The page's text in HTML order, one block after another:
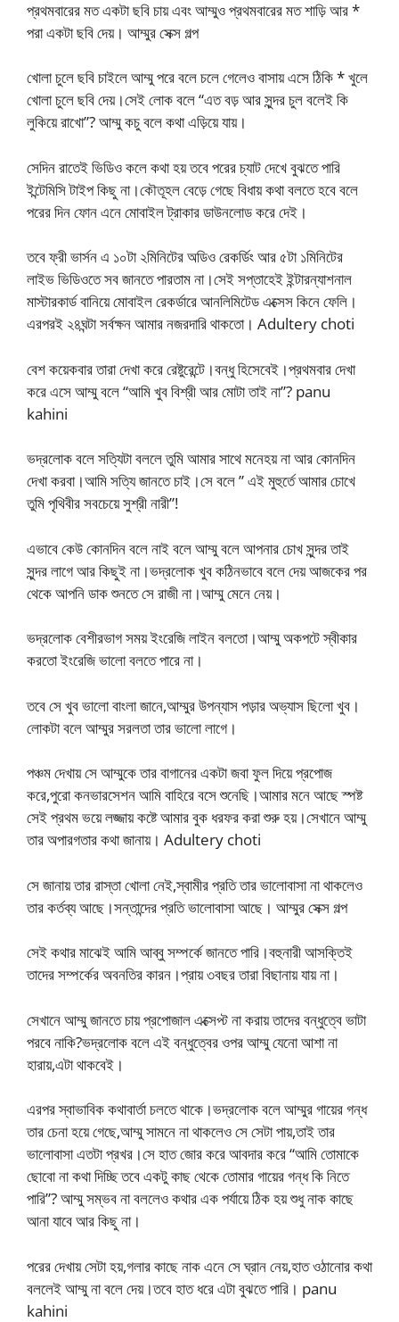
প্রথমবারের মত একটা ছবি চায় এবং আম্মুও প্রথমবারের মত শাড়ি আর *
পরা একটা ছবি দেয়। আম্মুর সেক্স গল্প
খোলা চুলে ছবি চাইলে আম্মু পরে বলে চলে গেলেও বাসায় এসে ঠিকি * খুলে
খোলা চুলে ছবি দেয়।সেই লোক বলে “এত বড় আর সুন্দর চুল বলেই কি
লুকিয়ে রাখো”? আম্মু কচু বলে কথা এড়িয়ে যায়।
সেদিন রাতেই ভিডিও কলে কথা হয় তবে পরের চ্যাট দেখে বুঝতে পারি
ইন্টেমিসি টাইপ কিছু না।কৌতূহল বেড়ে গেছে বিধায় কথা বলতে হবে বলে
পরের দিন ফোন এনে মোবাইল ট্রাকার ডাউনলোড করে দেই।
তবে ফ্রী ভার্সন এ ১০টা ২মিনিটের অডিও রেকর্ডিং আর ৫টা ১মিনিটের
লাইভ ভিডিওতে সব জানতে পারতাম না।সেই সপ্তাহেই ইন্টারন্যাশনাল
মাস্টারকার্ড বানিয়ে মোবাইল রেকর্ডারে আনলিমিটেড এক্সেস কিনে ফেলি।
এরপরই ২৪ঘন্টা সর্বক্ষন আমার নজরদারি থাকতো। Adultery choti
বেশ কয়েকবার তারা দেখা করে রেষ্টুরেন্টে।বন্ধু হিসেবেই।প্রথমবার দেখা
করে এসে আম্মু বলে “আমি খুব বিশ্রী আর মোটা তাই না”? panu
kahini
ভদ্রলোক বলে সত্যিটা বললে তুমি আমার সাথে মনেহয় না আর কোনদিন
দেখা করবা।আমি সত্যি জানতে চাই।সে বলে ” এই মুহুর্তে আমার চোখে
তুমি পৃথিবীর সবচেয়ে সুশ্রী নারী”!
এভাবে কেউ কোনদিন বলে নাই বলে আম্মু বলে আপনার চোখ সুন্দর তাই
সুন্দর লাগে আর কিছুই না।ভদ্রলোক খুব কঠিনভাবে বলে দেয় আজকের পর
থেকে আপনি ডাক শুনতে সে রাজী না।আম্মু মেনে নেয়।
ভদ্রলোক বেশীরভাগ সময় ইংরেজি লাইন বলতো।আম্মু অকপটে স্বীকার
করতো ইংরেজি ভালো বলতে পারে না।
তবে সে খুব ভালো বাংলা জানে,আম্মুর উপন্যাস পড়ার অভ্যাস ছিলো খুব।
লোকটা বলে আম্মুর সরলতা তার ভালো লাগে।
পঞ্চম দেখায় সে আম্মুকে তার বাগানের একটা জবা ফুল দিয়ে প্রপোজ
করে,পুরো কনভারসেশন আমি বাহিরে বসে শুনেছি।আমার মনে আছে স্পষ্ট
সেই প্রথম ভয়ে লজ্জায় কষ্টে আমার বুক ধরফর করা শুরু হয়।সেখানে আম্মু
তার অপারগতার কথা জানায়। Adultery choti
সে জানায় তার রাস্তা খোলা নেই,স্বামীর প্রতি তার ভালোবাসা না থাকলেও
তার কর্তব্য আছে।সন্তান্দের প্রতি ভালোবাসা আছে। আম্মুর সেক্স গল্প
সেই কথার মাঝেই আমি আব্বু সম্পর্কে জানতে পারি।বহুনারী আসক্তিই
তাদের সম্পর্কের অবনতির কারন।প্রায় ৩বছর তারা বিছানায় যায় না।
সেখানে আম্মু জানতে চায় প্রপোজাল এক্সেপ্ট না করায় তাদের বন্ধুত্বে ভাটা
পরবে নাকি?ভদ্রলোক বলে এই বন্ধুত্বের ওপর আম্মু যেনো আশা না
হারায়,এটা থাকবেই।
এরপর স্বাভাবিক কথাবার্তা চলতে থাকে।ভদ্রলোক বলে আম্মুর গায়ের গন্ধ
তার চেনা হয়ে গেছে,আম্মু সামনে না থাকলেও সে সেটা পায়,তাই তার
ভালোবাসা এতটা প্রখর।সে হাত জোর করে আবদার করে “আমি তোমাকে
ছোবো না কথা দিচ্ছি তবে একটু কাছ থেকে তোমার গায়ের গন্ধ কি নিতে
পারি”? আম্মু সম্ভব না বললেও কথার এক পর্যায়ে ঠিক হয় শুধু নাক কাছে
আনা যাবে আর কিছু না।
পরের দেখায় সেটা হয়,গলার কাছে নাক এনে সে ঘ্রান নেয়,হাত ওঠানোর কথা
বললেই আম্মু না বলে দেয়।তবে হাত ধরে এটা বুঝতে পারি। panu
kahini